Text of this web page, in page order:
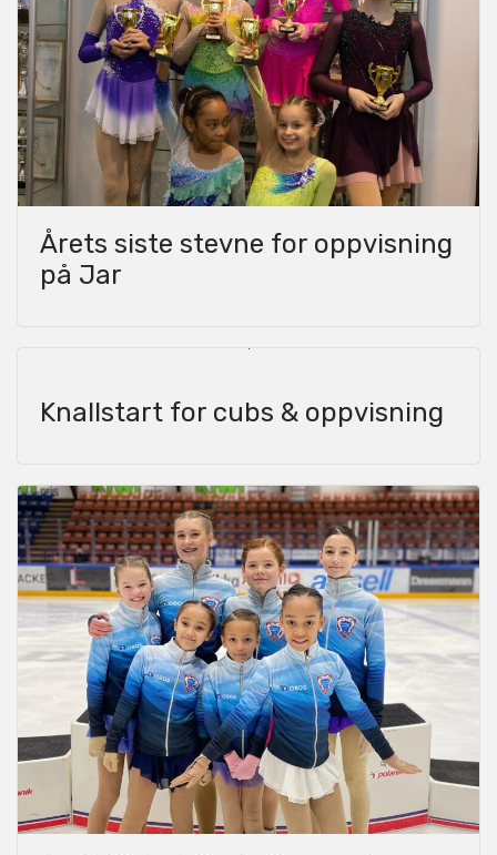
Årets siste stevne for oppvisning
på Jar
Knallstart for cubs & oppvisning